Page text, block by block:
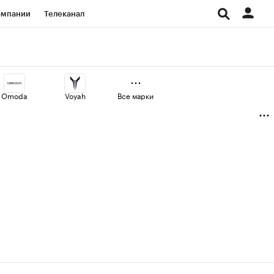
Телеканал
Проверка контрагентов
Omoda Voyah Все марки